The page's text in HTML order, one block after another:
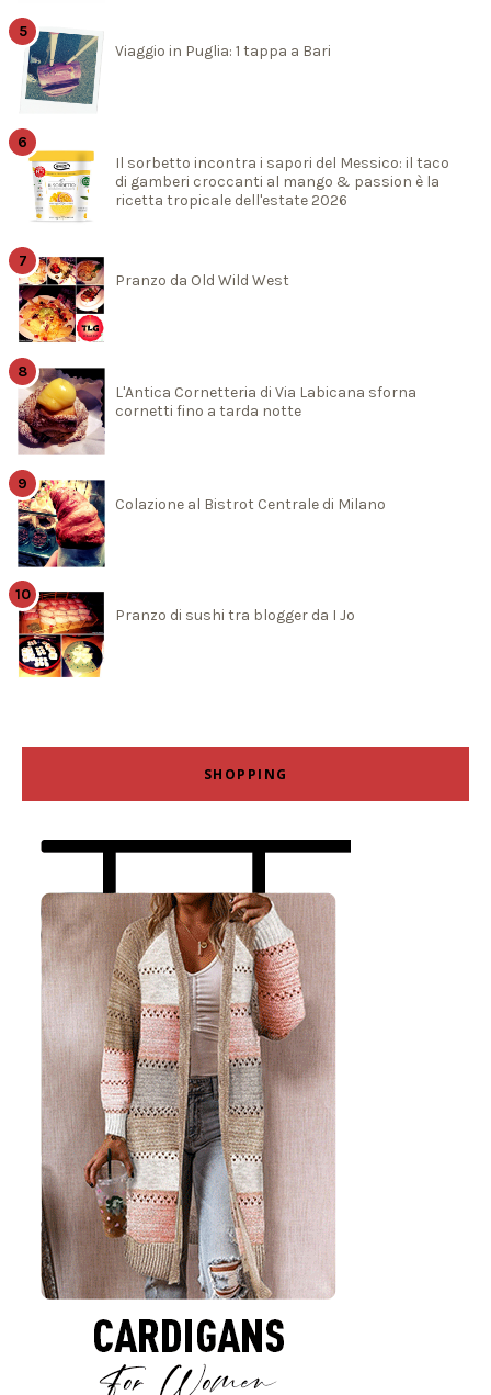
Viaggio in Puglia: 1 tappa a Bari
Il sorbetto incontra i sapori del Messico: il taco
di gamberi croccanti al mango & passion è la
ricetta tropicale dell'estate 2026
Pranzo da Old Wild West
L'Antica Cornetteria di Via Labicana sforna
cornetti fino a tarda notte
Colazione al Bistrot Centrale di Milano
Pranzo di sushi tra blogger da I Jo
SHOPPING